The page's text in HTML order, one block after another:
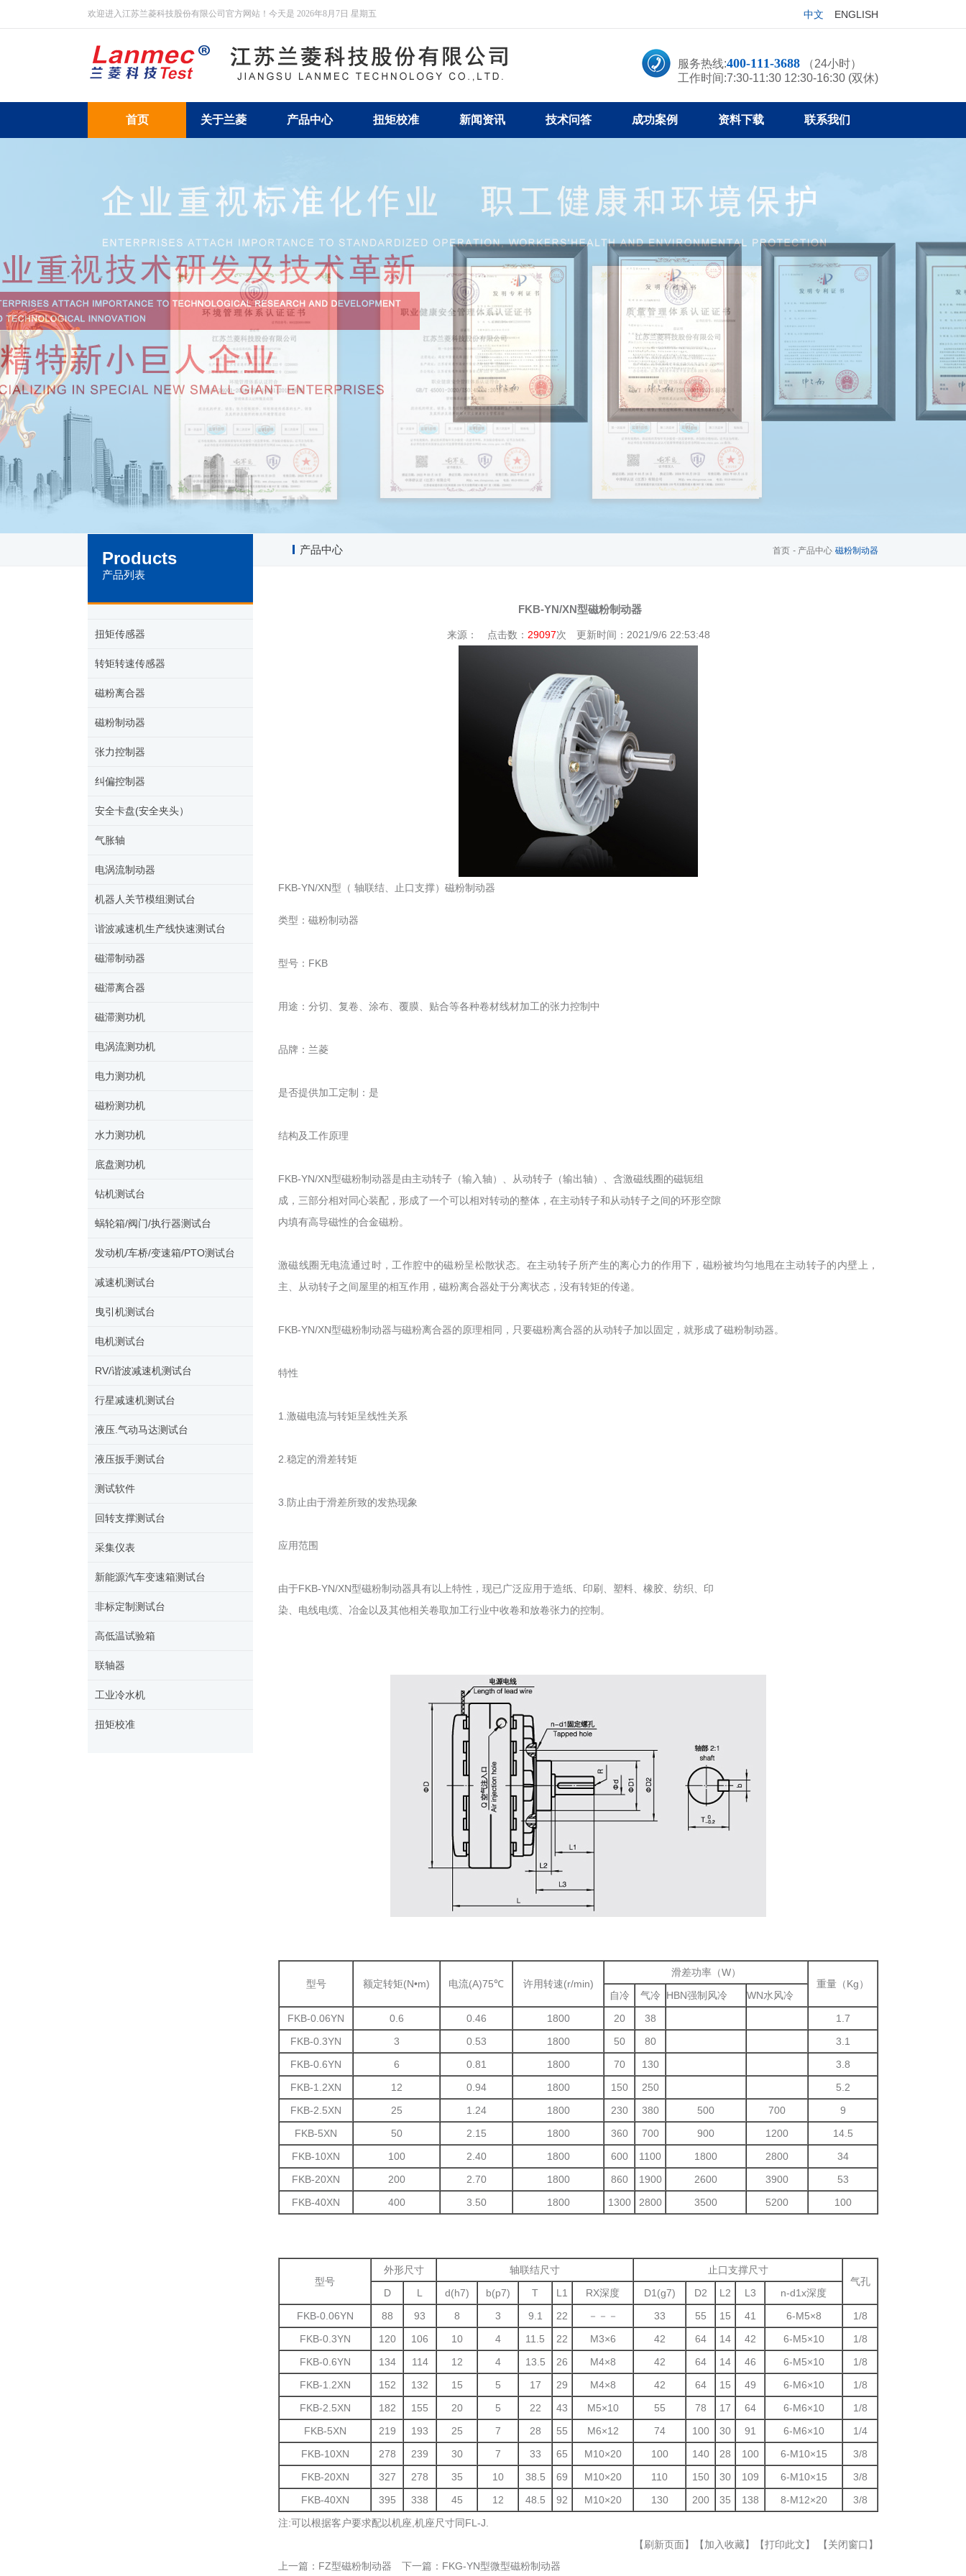
欢迎进入江苏兰菱科技股份有限公司官方网站！今天是 2026年8月7日 星期五 中文 ENGLISH
服务热线:400-111-3688 （24小时）
工作时间:7:30-11:30 12:30-16:30 (双休)
首页 关于兰菱 产品中心 扭矩校准 新闻资讯 技术问答 成功案例 资料下载 联系我们
产品中心 首页 - 产品中心 磁粉制动器
Products
产品列表
扭矩传感器
转矩转速传感器
磁粉离合器
磁粉制动器
张力控制器
纠偏控制器
安全卡盘(安全夹头）
气胀轴
电涡流制动器
机器人关节模组测试台
谐波减速机生产线快速测试台
磁滞制动器
磁滞离合器
磁滞测功机
电涡流测功机
电力测功机
磁粉测功机
水力测功机
底盘测功机
钻机测试台
蜗轮箱/阀门/执行器测试台
发动机/车桥/变速箱/PTO测试台
减速机测试台
曳引机测试台
电机测试台
RV/谐波减速机测试台
行星减速机测试台
液压.气动马达测试台
液压扳手测试台
测试软件
回转支撑测试台
采集仪表
新能源汽车变速箱测试台
非标定制测试台
高低温试验箱
联轴器
工业冷水机
扭矩校准
FKB-YN/XN型磁粉制动器
来源： 点击数： 29097次 更新时间：2021/9/6 22:53:48
FKB-YN/XN型（ 轴联结、止口支撑）磁粉制动器
类型：磁粉制动器
型号：FKB
用途：分切、复卷、涂布、覆膜、贴合等各种卷材线材加工的张力控制中
品牌：兰菱
是否提供加工定制：是
结构及工作原理
FKB-YN/XN型磁粉制动器是由主动转子（输入轴）、从动转子（输出轴）、含激磁线圈的磁轭组
成，三部分相对同心装配，形成了一个可以相对转动的整体，在主动转子和从动转子之间的环形空隙
内填有高导磁性的合金磁粉。
激磁线圈无电流通过时，工作腔中的磁粉呈松散状态。在主动转子所产生的离心力的作用下，磁粉被均匀地甩在主动转子的内壁上，
主、从动转子之间屋里的相互作用，磁粉离合器处于分离状态，没有转矩的传递。
FKB-YN/XN型磁粉制动器与磁粉离合器的原理相同，只要磁粉离合器的从动转子加以固定，就形成了磁粉制动器。
特性
1.激磁电流与转矩呈线性关系
2.稳定的滑差转矩
3.防止由于滑差所致的发热现象
应用范围
由于FKB-YN/XN型磁粉制动器具有以上特性，现已广泛应用于造纸、印刷、塑料、橡胶、纺织、印
染、电线电缆、冶金以及其他相关卷取加工行业中收卷和放卷张力的控制。
型号 额定转矩(N•m) 电流(A)75℃ 许用转速(r/min)
滑差功率（W）
重量（Kg）
自冷
气冷 HBN强制风冷
WN水风冷
FKB-0.06YN
0.6 0.46 1800 20 38
1.7
FKB-0.3YN
3 0.53 1800 50 80
3.1
FKB-0.6YN
6 0.81 1800 70 130
3.8
FKB-1.2XN
12 0.94 1800 150 250
5.2
FKB-2.5XN
25 1.24 1800 230 380 500 700
9
FKB-5XN
50 2.15 1800 360 700 900 1200
14.5
FKB-10XN
100 2.40 1800 600 1100 1800 2800
34
FKB-20XN
200 2.70 1800 860 1900 2600 3900
53
FKB-40XN
400 3.50 1800 1300 2800 3500 5200 100
型号
外形尺寸 轴联结尺寸
止口支撑尺寸
气孔
D
L d(h7) b(p7) T L1 RX深度 D1(g7) D2 L2 L3
n-d1x深度
FKB-0.06YN
88 93 8 3 9.1 22 －－－ 33 55 15 41 6-M5×8
1/8
FKB-0.3YN
120 106 10 4 11.5 22 M3×6 42 64 14 42 6-M5×10
1/8
FKB-0.6YN
134 114 12 4 13.5 26 M4×8 42 64 14 46 6-M5×10
1/8
FKB-1.2XN
152 132 15 5 17 29 M4×8 42 64 15 49 6-M6×10
1/8
FKB-2.5XN
182 155 20 5 22 43 M5×10 55 78 17 64 6-M6×10
1/8
FKB-5XN
219 193 25 7 28 55 M6×12 74 100 30 91 6-M6×10
1/4
FKB-10XN
278 239 30 7 33 65 M10×20 100 140 28 100 6-M10×15
3/8
FKB-20XN
327 278 35 10 38.5 69 M10×20 110 150 30 109 6-M10×15
3/8
FKB-40XN
395 338 45 12 48.5 92 M10×20 130 200 35 138 8-M12×20
3/8
注:可以根据客户要求配以机座,机座尺寸同FL-J.
【刷新页面】
【加入收藏】 【打印此文】
【关闭窗口】
上一篇： FZ型磁粉制动器 下一篇： FKG-YN型微型磁粉制动器